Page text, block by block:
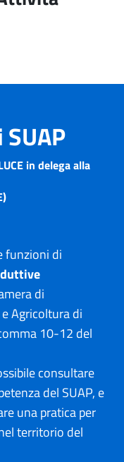
in delega alla
funzioni di
di
Agricoltura di
10-12 del
consultare
del SUAP, e
una pratica per
territorio del